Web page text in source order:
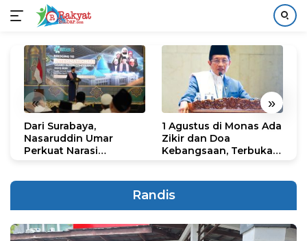
konten
« »
Dari Surabaya,
Nasaruddin Umar
Perkuat Narasi
1 Agustus di Monas Ada
Zikir dan Doa
Kebangsaan, Terbuka
Randis